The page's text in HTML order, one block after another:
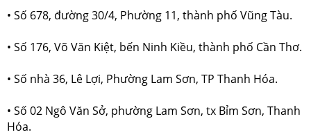
• Số 678, đường 30/4, Phường 11, thành phố Vũng Tàu.
• Số 176, Võ Văn Kiệt, bến Ninh Kiều, thành phố Cần Thơ.
• Số nhà 36, Lê Lợi, Phường Lam Sơn, TP Thanh Hóa.
• Số 02 Ngô Văn Sở, phường Lam Sơn, tx Bỉm Sơn, Thanh
Hóa.